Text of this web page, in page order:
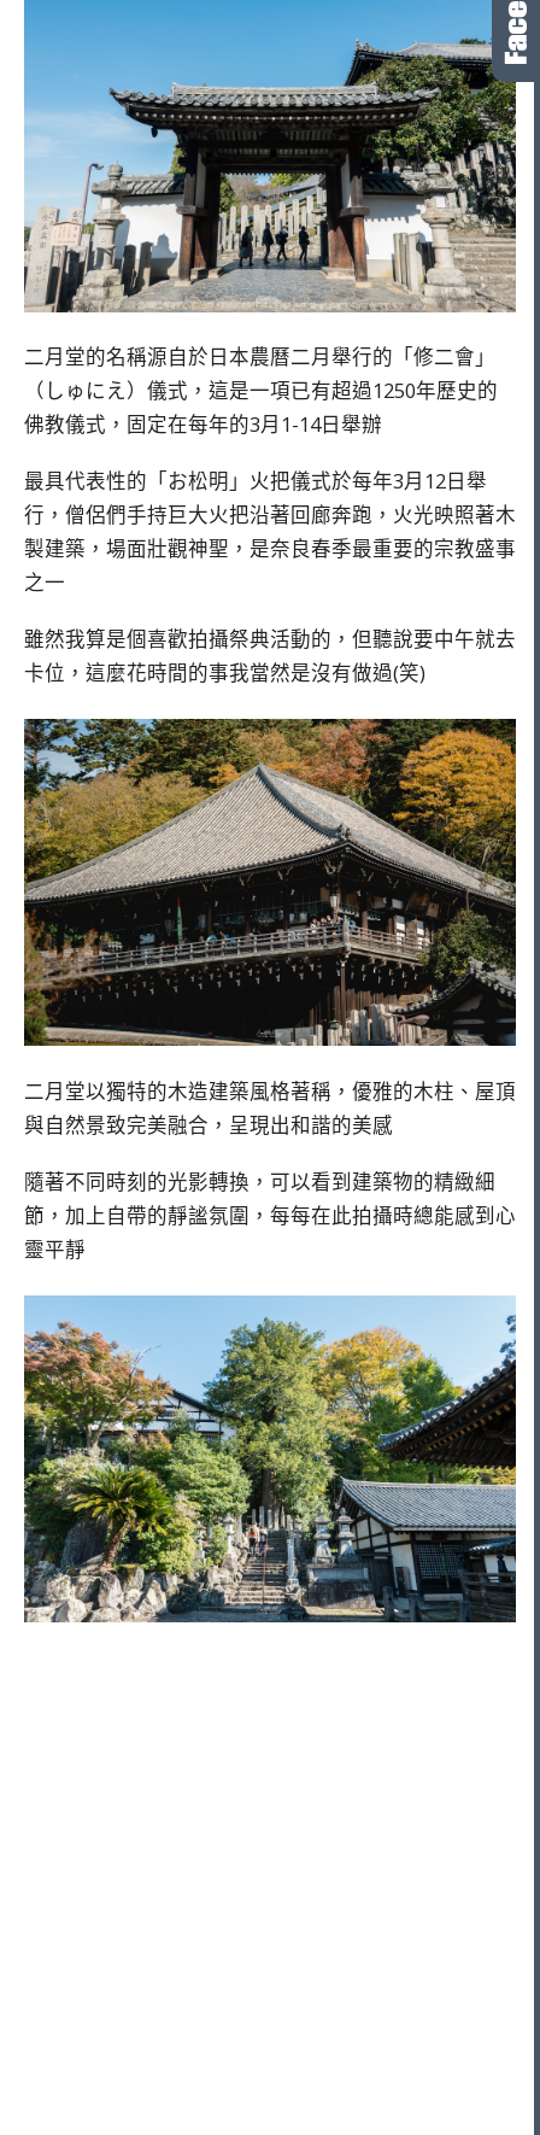
二月堂的名稱源自於日本農曆二月舉行的「修二會」
（しゅにえ）儀式，這是一項已有超過1250年歷史的
佛教儀式，固定在每年的3月1-14日舉辦
最具代表性的「お松明」火把儀式於每年3月12日舉
行，僧侶們手持巨大火把沿著回廊奔跑，火光映照著木
製建築，場面壯觀神聖，是奈良春季最重要的宗教盛事
之一
雖然我算是個喜歡拍攝祭典活動的，但聽說要中午就去
卡位，這麼花時間的事我當然是沒有做過(笑)
二月堂以獨特的木造建築風格著稱，優雅的木柱、屋頂
與自然景致完美融合，呈現出和諧的美感
隨著不同時刻的光影轉換，可以看到建築物的精緻細
節，加上自帶的靜謐氛圍，每每在此拍攝時總能感到心
靈平靜